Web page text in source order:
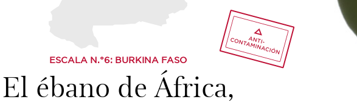
ESCALA N.°6: BURKINA FASO
El ébano de África,